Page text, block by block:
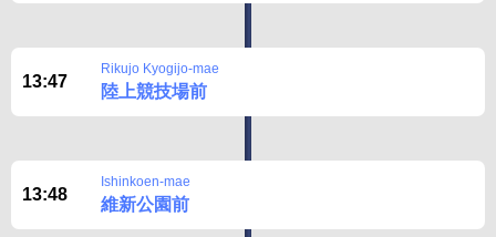
13:47
Rikujo Kyogijo-mae
陸上競技場前
13:48
Ishinkoen-mae
維新公園前